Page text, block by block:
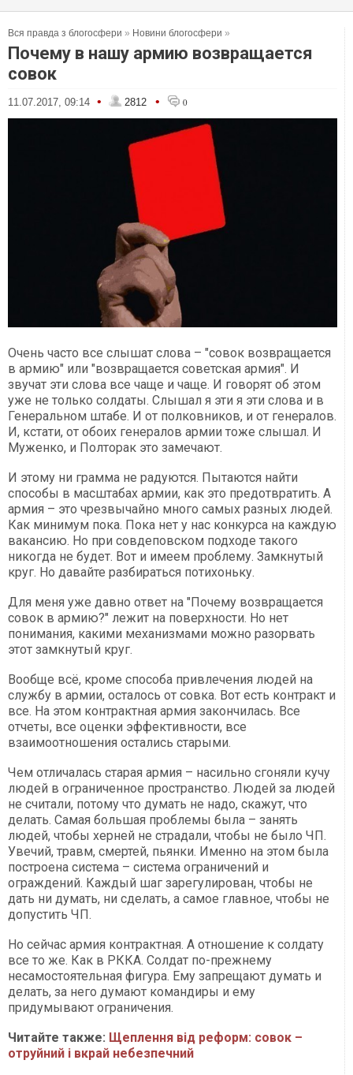
Вся правда з блогосфери » Новини блогосфери »
Почему в нашу армию возвращается
совок
11.07.2017, 09:14 • 2812 • 0
Очень часто все слышат слова – "совок возвращается
в армию" или "возвращается советская армия". И
звучат эти слова все чаще и чаще. И говорят об этом
уже не только солдаты. Слышал я эти я эти слова и в
Генеральном штабе. И от полковников, и от генералов.
И, кстати, от обоих генералов армии тоже слышал. И
Муженко, и Полторак это замечают.
И этому ни грамма не радуются. Пытаются найти
способы в масштабах армии, как это предотвратить. А
армия – это чрезвычайно много самых разных людей.
Как минимум пока. Пока нет у нас конкурса на каждую
вакансию. Но при совдеповском подходе такого
никогда не будет. Вот и имеем проблему. Замкнутый
круг. Но давайте разбираться потихоньку.
Для меня уже давно ответ на "Почему возвращается
совок в армию?" лежит на поверхности. Но нет
понимания, какими механизмами можно разорвать
этот замкнутый круг.
Вообще всё, кроме способа привлечения людей на
службу в армии, осталось от совка. Вот есть контракт и
все. На этом контрактная армия закончилась. Все
отчеты, все оценки эффективности, все
взаимоотношения остались старыми.
Чем отличалась старая армия – насильно сгоняли кучу
людей в ограниченное пространство. Людей за людей
не считали, потому что думать не надо, скажут, что
делать. Самая большая проблемы была – занять
людей, чтобы херней не страдали, чтобы не было ЧП.
Увечий, травм, смертей, пьянки. Именно на этом была
построена система – система ограничений и
ограждений. Каждый шаг зарегулирован, чтобы не
дать ни думать, ни сделать, а самое главное, чтобы не
допустить ЧП.
Но сейчас армия контрактная. А отношение к солдату
все то же. Как в РККА. Солдат по-прежнему
несамостоятельная фигура. Ему запрещают думать и
делать, за него думают командиры и ему
придумывают ограничения.
Читайте также: Щеплення від реформ: совок –
отруйний і вкрай небезпечний